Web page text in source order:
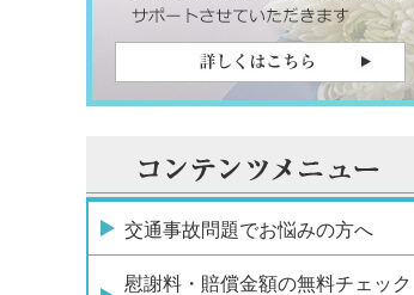
交通事故問題でお悩みの方へ
慰謝料・賠償金額の無料チェック